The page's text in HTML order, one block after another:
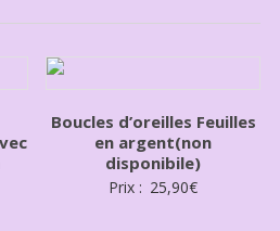
Boucles d’oreilles Feuilles
en argent(non
disponibile)
Prix : 25,90€